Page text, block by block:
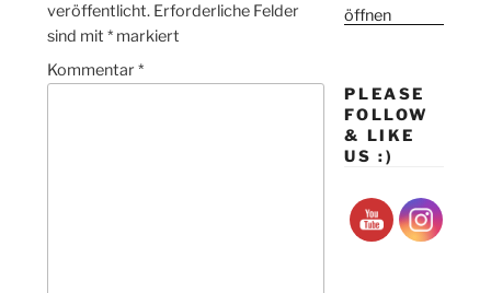
veröffentlicht. Erforderliche Felder
sind mit* markiert
Kommentar*
PLEASE
FOLLOW
& LIKE
US :)